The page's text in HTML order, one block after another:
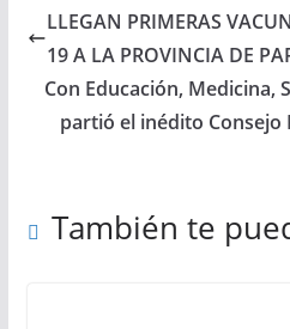
LLEGAN PRIMERAS
19 A LA PROVINCIA DE
Con Educación, Medicina,
partió el inédito Consejo
También te